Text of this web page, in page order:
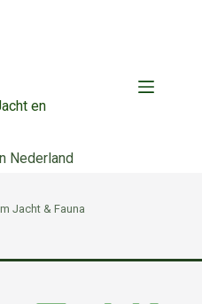
en
Nederland
Jacht & Fauna